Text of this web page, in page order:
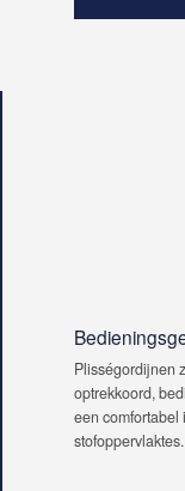
Plisségordijnen
optrekkoord,
een comfortabel